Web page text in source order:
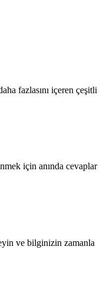
fazlasını içeren çeşitli
için anında cevaplar
ve bilginizin zamanla